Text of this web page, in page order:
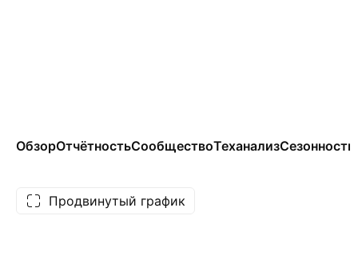
ОбзорОтчётностьСообществоТеханализСезонность
Продвинутый график